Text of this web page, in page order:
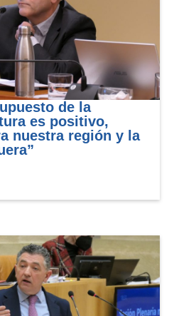
de la
es positivo,
nuestra región y la